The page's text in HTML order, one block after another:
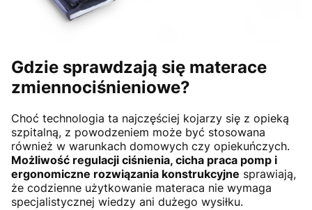
Gdzie sprawdzają się materace
zmiennociśnieniowe?
Choć technologia ta najczęściej kojarzy się z opieką
szpitalną, z powodzeniem może być stosowana
również w warunkach domowych czy opiekuńczych.
Możliwość regulacji ciśnienia, cicha praca pomp i
ergonomiczne rozwiązania konstrukcyjne sprawiają,
że codzienne użytkowanie materaca nie wymaga
specjalistycznej wiedzy ani dużego wysiłku.